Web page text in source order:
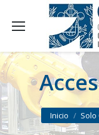
You are here:
Inicio Solo